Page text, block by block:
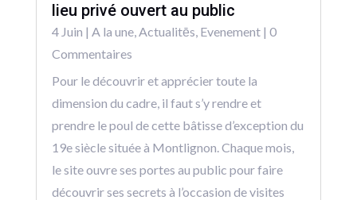
lieu privé ouvert au public
4 Juin | A la une,Actualitēs, Evenement| 0
Commentaires
Pour le découvrir et apprécier toute la
dimension du cadre, il faut s’y rendre et
prendre le poul de cette bâtisse d’exception du
19e siècle située à Montlignon. Chaque mois,
le site ouvre ses portes au public pour faire
découvrir ses secrets à l’occasion de visites